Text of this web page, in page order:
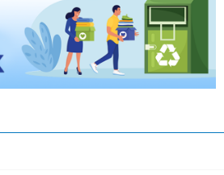
PLACÓWKA WSPARCIA DZIENNEGO DLA